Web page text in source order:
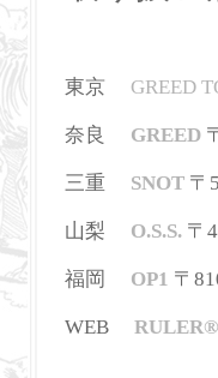
東京 GREED
奈良 GREED
三重 SNOT 〒
山梨 O.S.S. 〒
福岡 OP1 〒
WEB RULER®